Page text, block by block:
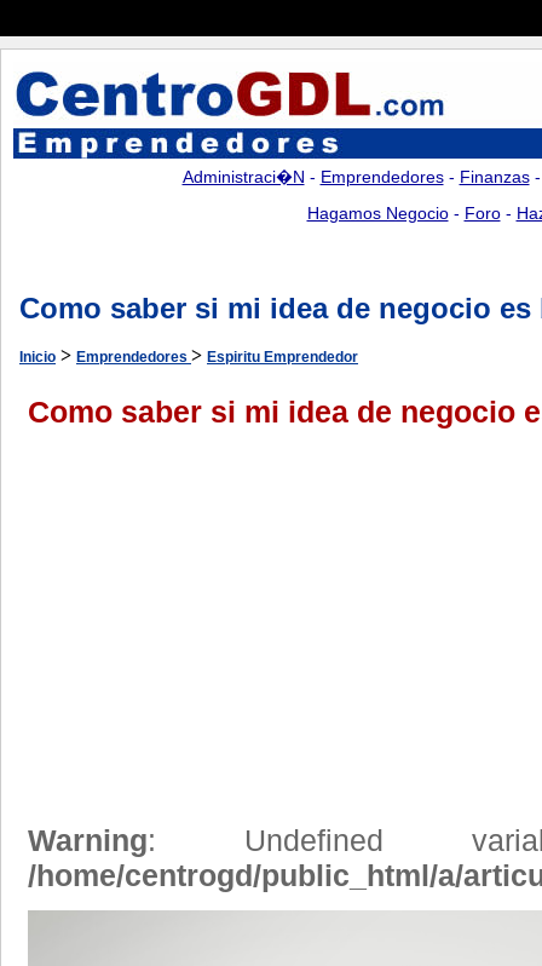
Administraci�n - Emprendedores- Finanzas
Hagamos Negocio- Foro-
Como saber si mi idea de negocio es
Inicio > Emprendedores > Espiritu Emprendedor
Como saber si mi idea de negocio
Warning: Undefined
/home/centrogd/public_html/a/